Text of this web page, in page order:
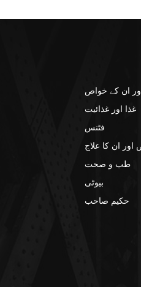
ان کے خواص
غذا اور غذائیت
فٹنس
اور ان کا علاج
طب و صحت
بیوٹی
حکیم صاحب